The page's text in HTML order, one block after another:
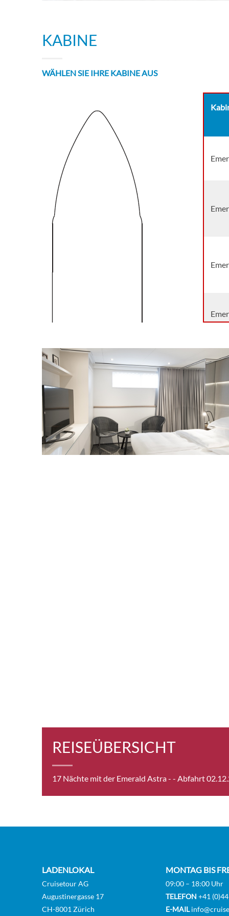
KABINE
WÄHLEN SIE IHRE KABINE AUS
REISEÜBERSICHT
17 Nächte mit der Emerald Astra - - Abfahrt
LADENLOKAL
Cruisetour AG
Augustinergasse 17
CH-8001 Zürich
MONTAG BIS
09:00 – 18:00 Uhr
TELEFON +41
E-MAIL